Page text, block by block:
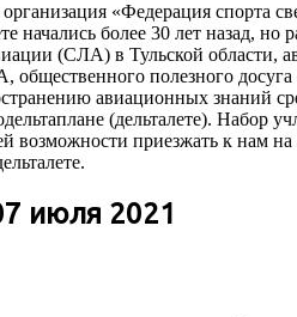
организация «Федерация
начались более 30 лет назад,
(СЛА) в Тульской
общественного полезного
авиационных знаний
(дельталете). Набор
возможности приезжать к нам
июля 2021